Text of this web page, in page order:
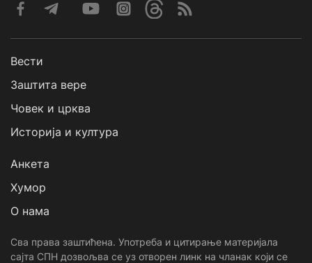
Вести
Заштита вере
Човек и црква
Историја и култура
Анкета
Хумор
О нама
Сва права заштићена. Употреба и цитирање материјала
сајта СПН дозвољва се уз отворен линк на чланак који се